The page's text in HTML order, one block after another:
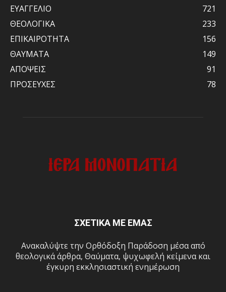
ΕΥΑΓΓΕΛΙΟ
721
ΘΕΟΛΟΓΙΚΑ
233
ΕΠΙΚΑΙΡΟΤΗΤΑ
156
ΘΑΥΜΑΤΑ
149
ΑΠΟΨΕΙΣ
91
ΠΡΟΣΕΥΧΕΣ
78
ΣΧΕΤΙΚΑ ΜΕ ΕΜΑΣ
Ανακαλύψτε την Ορθόδοξη Παράδοση μέσα από
θεολογικά άρθρα, Θαύματα, ψυχωφελή κείμενα και
έγκυρη εκκλησιαστική ενημέρωση